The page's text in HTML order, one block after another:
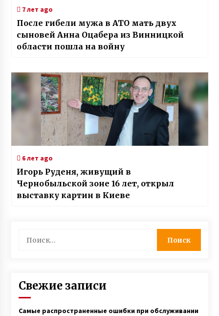
7 лет ago
После гибели мужа в АТО мать двух
сыновей Анна Оцабера из Винницкой
области пошла на войну
6 лет ago
Игорь Руденя, живущий в
Чернобыльской зоне 16 лет, открыл
выставку картин в Киеве
Свежие записи
Самые распространенные ошибки при обслуживании